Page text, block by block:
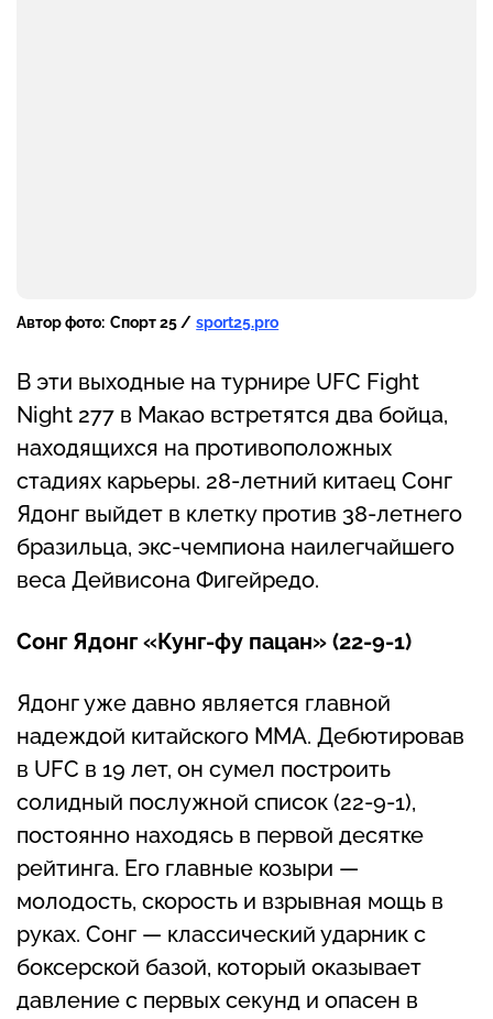
Автор фото: Спорт 25 / sport25.pro
В эти выходные на турнире UFC Fight
Night 277 в Макао встретятся два бойца,
находящихся на противоположных
стадиях карьеры. 28-летний китаец Сонг
Ядонг выйдет в клетку против 38-летнего
бразильца, экс-чемпиона наилегчайшего
веса Дейвисона Фигейредо.
Сонг Ядонг «Кунг-фу пацан» (22-9-1)
Ядонг уже давно является главной
надеждой китайского ММА. Дебютировав
в UFC в 19 лет, он сумел построить
солидный послужной список (22-9-1),
постоянно находясь в первой десятке
рейтинга. Его главные козыри —
молодость, скорость и взрывная мощь в
руках. Сонг — классический ударник с
боксерской базой, который оказывает
давление с первых секунд и опасен в